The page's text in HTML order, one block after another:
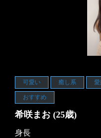
可愛い 癒し系
おすすめ
希咲まお (25歳)
身長